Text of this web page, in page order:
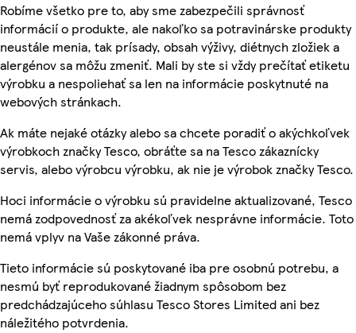
Robíme všetko pre to, aby sme zabezpečili správnosť
informácií o produkte, ale nakoľko sa potravinárske produkty
neustále menia, tak prísady, obsah výživy, diétnych zložiek a
alergénov sa môžu zmeniť. Mali by ste si vždy prečítať etiketu
výrobku a nespoliehať sa len na informácie poskytnuté na
webových stránkach.
Ak máte nejaké otázky alebo sa chcete poradiť o akýchkoľvek
výrobkoch značky Tesco, obráťte sa na Tesco zákaznícky
servis, alebo výrobcu výrobku, ak nie je výrobok značky Tesco.
Hoci informácie o výrobku sú pravidelne aktualizované, Tesco
nemá zodpovednosť za akékoľvek nesprávne informácie. Toto
nemá vplyv na Vaše zákonné práva.
Tieto informácie sú poskytované iba pre osobnú potrebu, a
nesmú byť reprodukované žiadnym spôsobom bez
predchádzajúceho súhlasu Tesco Stores Limited ani bez
náležitého potvrdenia.